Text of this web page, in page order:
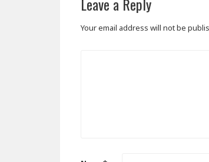
Your email address will not be